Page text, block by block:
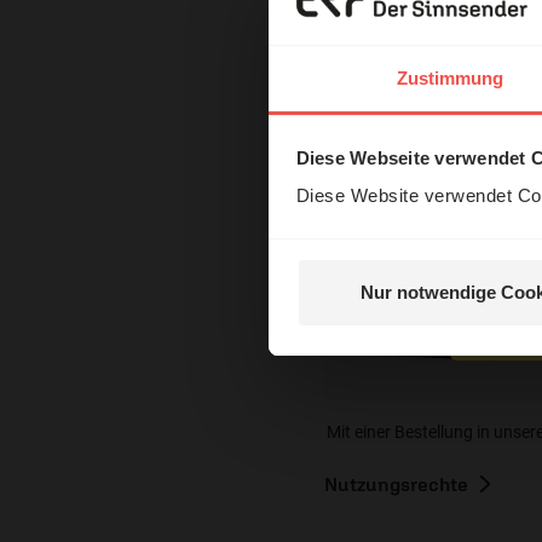
Zustimmung
Diese Webseite verwendet
Diese Website verwendet
Nur notwendige
Mit einer Bestellung in
Nutzungsrechte
Das
und